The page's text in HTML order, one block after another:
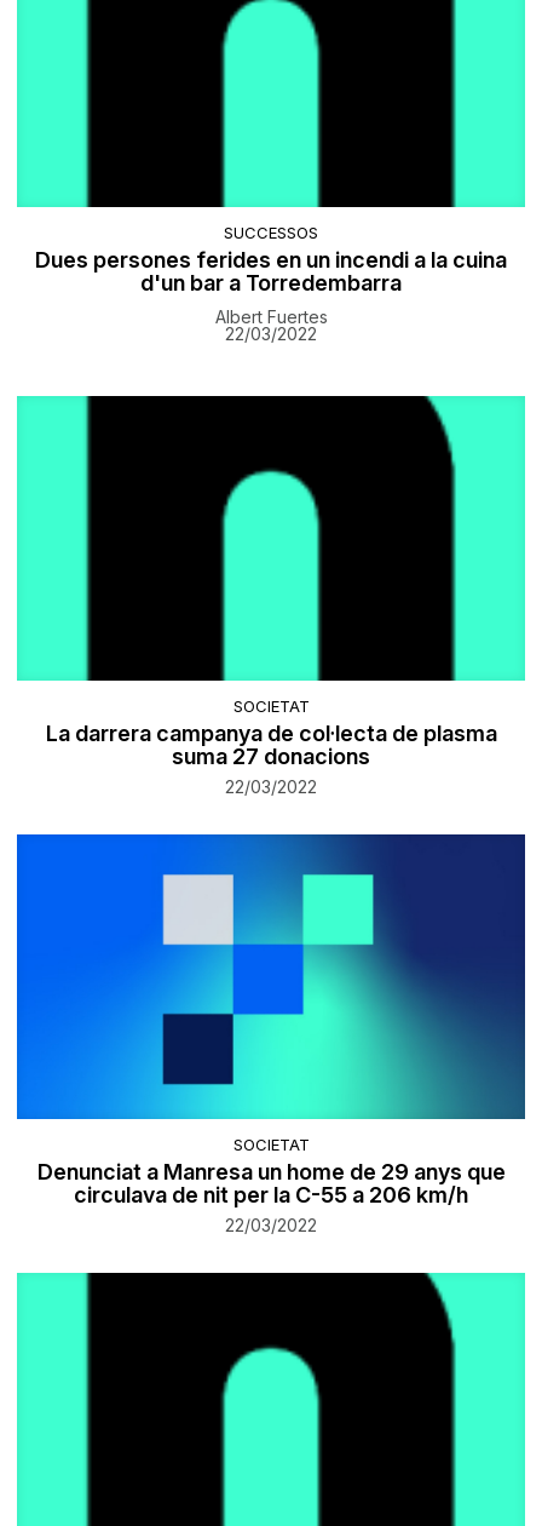
SUCCESSOS
Dues persones ferides en un incendi a la cuina
d'un bar a Torredembarra
Albert Fuertes
22/03/2022
SOCIETAT
La darrera campanya de col·lecta de plasma
suma 27 donacions
22/03/2022
SOCIETAT
Denunciat a Manresa un home de 29 anys que
circulava de nit per la C-55 a 206 km/h
22/03/2022